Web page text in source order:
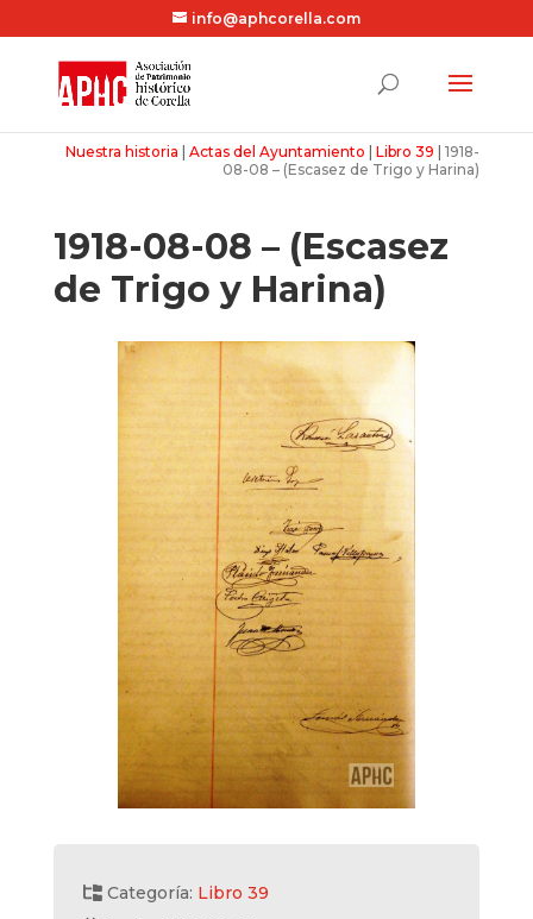
info@aphcorella.com
Nuestra historia |Actas del Ayuntamiento |Libro 39 |1918-
08-08 – (Escasez de Trigo y Harina)
1918-08-08 – (Escasez
de Trigo y Harina)
Categoría: Libro 39